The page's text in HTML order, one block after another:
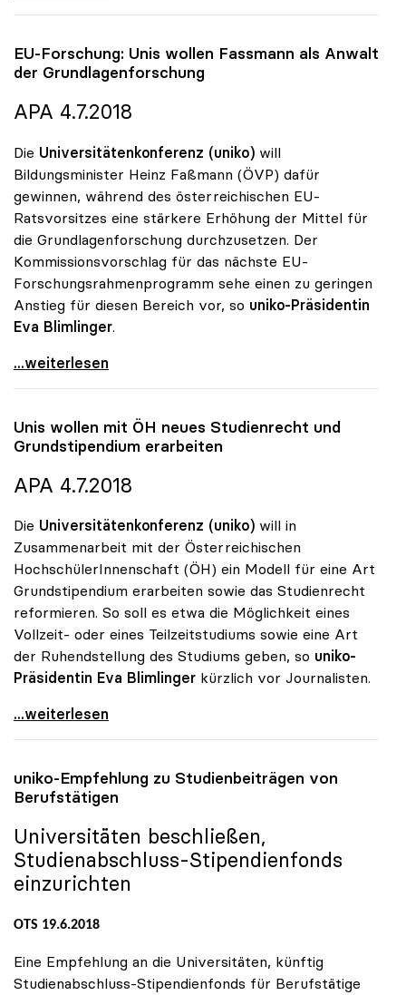
EU-Forschung: Unis wollen Fassmann als Anwalt
der Grundlagenforschung
APA 4.7.2018
Die Universitätenkonferenz (uniko) will
Bildungsminister Heinz Faßmann (ÖVP) dafür
gewinnen, während des österreichischen EU-
Ratsvorsitzes eine stärkere Erhöhung der Mittel für
die Grundlagenforschung durchzusetzen. Der
Kommissionsvorschlag für das nächste EU-
Forschungsrahmenprogramm sehe einen zu geringen
Anstieg für diesen Bereich vor, so uniko-Präsidentin
Eva Blimlinger.
EU-Forschung: Unis wollen Fassmann als Anwalt der
...weiterlesen
Unis wollen mit ÖH neues Studienrecht und
Grundstipendium erarbeiten
APA 4.7.2018
Die Universitätenkonferenz (uniko) will in
Zusammenarbeit mit der Österreichischen
HochschülerInnenschaft (ÖH) ein Modell für eine Art
Grundstipendium erarbeiten sowie das Studienrecht
reformieren. So soll es etwa die Möglichkeit eines
Vollzeit- oder eines Teilzeitstudiums sowie eine Art
der Ruhendstellung des Studiums geben, so uniko-
Präsidentin Eva Blimlinger kürzlich vor Journalisten.
Unis wollen mit ÖH neues Studienrecht und
...weiterlesen
uniko-Empfehlung zu Studienbeiträgen von
Berufstätigen
Universitäten beschließen,
Studienabschluss-Stipendienfonds
einzurichten
OTS 19.6.2018
Eine Empfehlung an die Universitäten, künftig
Studienabschluss-Stipendienfonds für Berufstätige